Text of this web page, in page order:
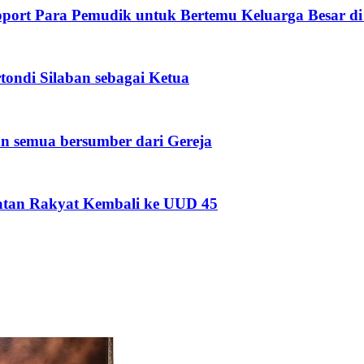
Para Pemudik untuk Bertemu Keluarga Besar di
Silaban sebagai Ketua
semua bersumber dari Gereja
Rakyat Kembali ke UUD 45